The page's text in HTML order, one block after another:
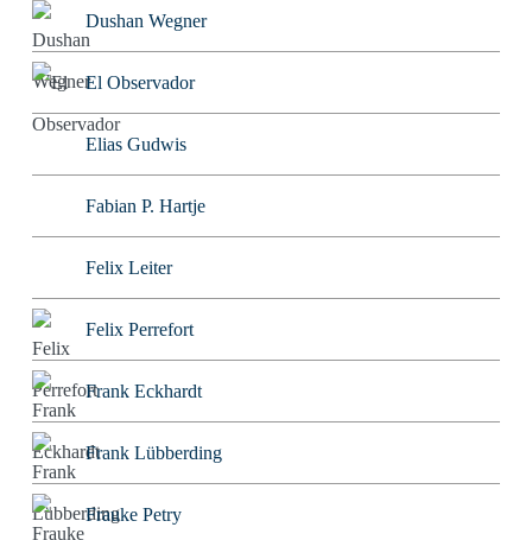
Dushan Wegner
El Observador
Elias Gudwis
Fabian P. Hartje
Felix Leiter
Felix Perrefort
Frank Eckhardt
Frank Lübberding
Frauke Petry